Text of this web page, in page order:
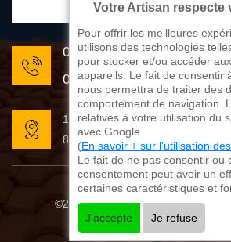
05 33 06 22 81
07 80 33 28 62
176 avenue de Limoges
87270 Couzeix
©2025 - 2026 Tout droit réservé
Votre Artisan respecte
Pour offrir les meilleures
utilisons des technologies
pour stocker et/ou accéder
appareils. Le fait de consentir
nous permettra de traiter des
comportement de navigation.
relatives à votre utilisation du
avec Google.
(En savoir + sur l'utilisation
Le fait de ne pas consentir ou
consentement peut avoir un
certaines caractéristiques et
J'accepte Je refuse